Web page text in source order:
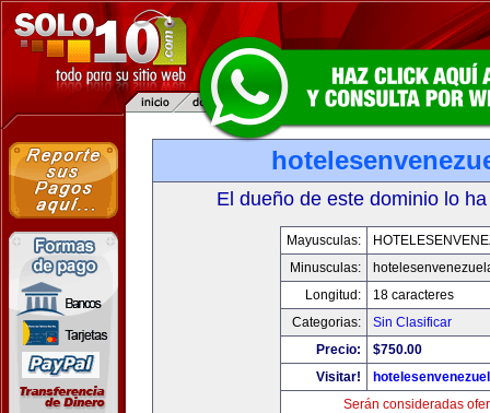
El dueño de este dominio lo
Mayusculas:
Minusculas:
Longitud:
18 caracteres
Categorias:
Sin Clasificar
Precio:
$750.00
Visitar!
Serán consideradas